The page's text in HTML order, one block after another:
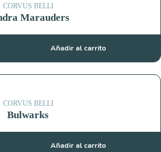
CORVUS BELLI
Marauders
Añadir al carrito
CORVUS BELLI
Bulwarks
Añadir al carrito